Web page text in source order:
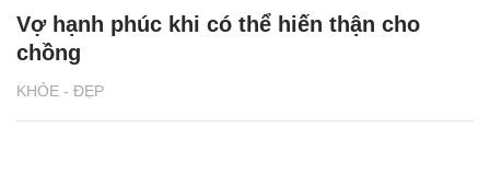
KHỎE - ĐẸP
Vợ hạnh phúc khi có thể hiến thận cho
chồng